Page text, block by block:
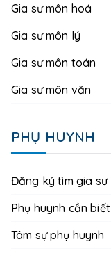
Gia sư môn hoá
Gia sư môn lý
Gia sư môn toán
Gia sư môn văn
PHỤ HUYNH
Đăng ký tìm gia sư
Phụ huynh cần biết
Tâm sự phụ huynh